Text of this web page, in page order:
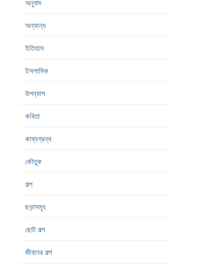
অনুবাদ
অন্যান্য
ইতিহাস
ইসলামিক
উপন্যাস
কবিতা
কাব্যগ্রন্থ
কৌতুক
গল্প
ছড়াসমূহ
ছোট গল্প
জীবনের গল্প